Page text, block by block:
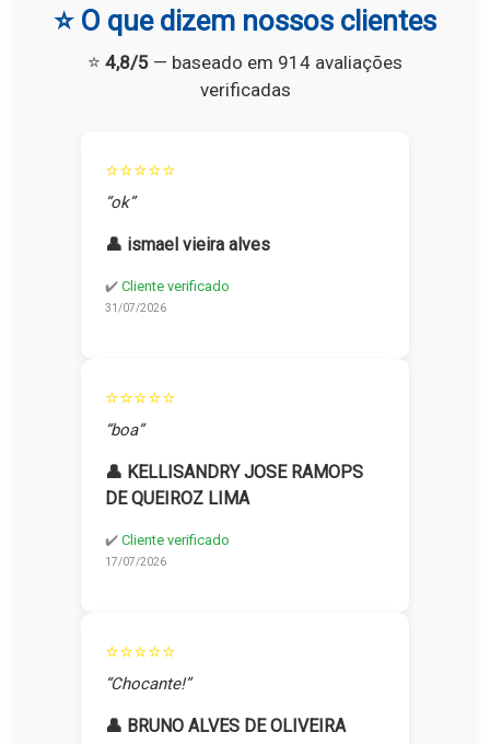
⭐ O que dizem nossos clientes
⭐ 4,8/5 — baseado em 914 avaliações
verificadas
⭐⭐⭐⭐⭐
“ok”
👤 ismael vieira alves
✔️ Cliente verificado
31/07/2026
⭐⭐⭐⭐⭐
“boa”
👤 KELLISANDRY JOSE RAMOPS
DE QUEIROZ LIMA
✔️ Cliente verificado
17/07/2026
⭐⭐⭐⭐⭐
“Chocante!”
👤 BRUNO ALVES DE OLIVEIRA